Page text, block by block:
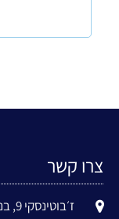
צרו קשר
ז׳בוטינסקי 9, בני ברק | נחל שניר 3, יבנה